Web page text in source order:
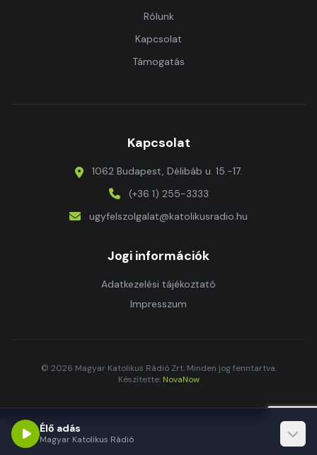
Rólunk
Kapcsolat
Támogatás
Kapcsolat
1062 Budapest, Délibáb u. 15.-17.
(+36 1) 255-3333
ugyfelszolgalat@katolikusradio.hu
Jogi információk
Adatkezelési tájékoztató
Impresszum
© 2026 Magyar Katolikus Rádió Zrt. Minden jog fenntartva.
Készítette: NovaNow
Élő adás
Magyar Katolikus Rádió